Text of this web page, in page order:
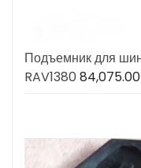
Подъемник для
RAV1380 84,075.00